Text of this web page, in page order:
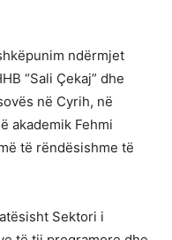
ndërmjet
“Sali Çekaj” dhe
në Cyrih, në
akademik Fehmi
të rëndësishme të
Sektori i